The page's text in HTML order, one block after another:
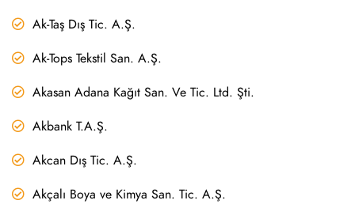
Ak-Taş Dış Tic. A.Ş.
Ak-Tops Tekstil San. A.Ş.
Akasan Adana Kağıt San. Ve Tic. Ltd. Şti.
Akbank T.A.Ş.
Akcan Dış Tic. A.Ş.
Akçalı Boya ve Kimya San. Tic. A.Ş.